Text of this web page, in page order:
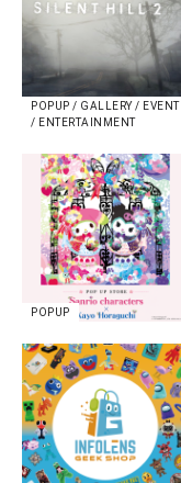
POPUP / GALLERY / EVENT
/ ENTERTAINMENT
POPUP